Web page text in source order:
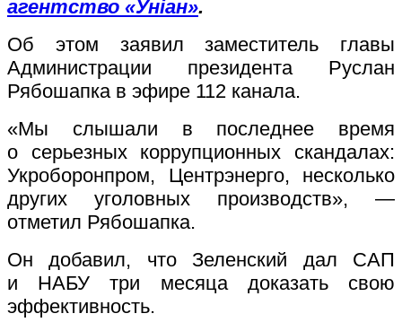
агентство «Уніан».
Об этом заявил заместитель главы
Администрации президента Руслан
Рябошапка в эфире 112 канала.
«Мы слышали в последнее время
о серьезных коррупционных скандалах:
Укроборонпром, Центрэнерго, несколько
других уголовных производств», —
отметил Рябошапка.
Он добавил, что Зеленский дал САП
и НАБУ три месяца доказать свою
эффективность.